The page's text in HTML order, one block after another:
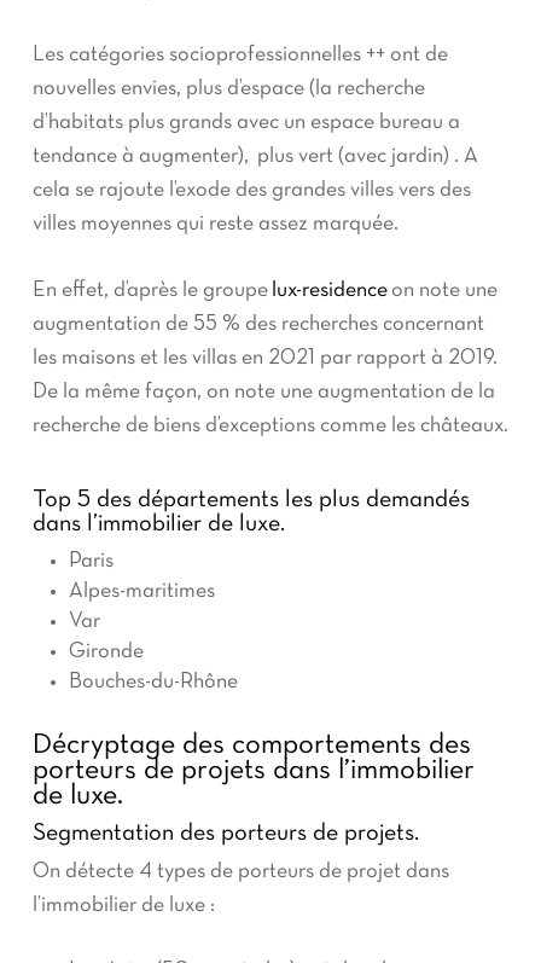
Les catégories socioprofessionnelles ++ ont de
nouvelles envies, plus d’espace (la recherche
d’habitats plus grands avec un espace bureau a
tendance à augmenter), plus vert (avec jardin) . A
cela se rajoute l’exode des grandes villes vers des
villes moyennes qui reste assez marquée.
En effet, d’après le groupe lux-residenceon note une
augmentation de 55 % des recherches concernant
les maisons et les villas en 2021 par rapport à 2019.
De la même façon, on note une augmentation de la
recherche de biens d’exceptions comme les châteaux.
Top 5 des départements les plus demandés
dans l’immobilier de luxe.
Paris
Alpes-maritimes
Var
Gironde
Bouches-du-Rhône
Décryptage des comportements des
porteurs de projets dans l’immobilier
de luxe.
Segmentation des porteurs de projets.
On détecte 4 types de porteurs de projet dans
l’immobilier de luxe :